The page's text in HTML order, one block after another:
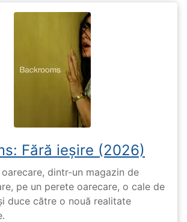
Fără ieșire (2026)
dintr-un magazin de
pe un perete oarecare, o cale de
duce către o nouă realitate